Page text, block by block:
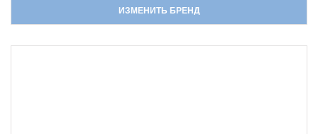
ИЗМЕНИТЬ БРЕНД
FEBEST NIPPON PIECES